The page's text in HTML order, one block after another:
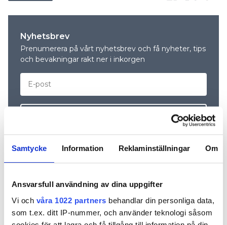
Samtycke Information Reklaminställningar Om
Ansvarsfull användning av dina uppgifter
Vi och våra 1022 partners behandlar din personliga data,
som t.ex. ditt IP-nummer, och använder teknologi såsom
Nyhetsbrev
Prenumerera på vårt nyhetsbrev och få nyheter, tips
och bevakningar rakt ner i inkorgen
LJUSBÅGSOLYCKAN I LERUM
Efter